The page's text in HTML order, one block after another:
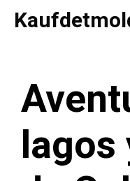
Saltar
lagos